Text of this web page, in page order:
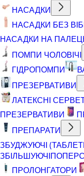
НАСАДКИ
НАСАДКИ БЕЗ
НАСАДКИ НА
ПОМПИ ЧОЛОВІЧІ
ГІДРОПОМПИ
ПРЕЗЕРВАТИВИ
ЛАТЕКСНІ
ПРЕЗЕРВАТИВИ
ПРЕПАРАТИ
ЗБУДЖУЮЧІ
ЗБІЛЬШУЮЧІ
ПРОЛОНГАТОРИ